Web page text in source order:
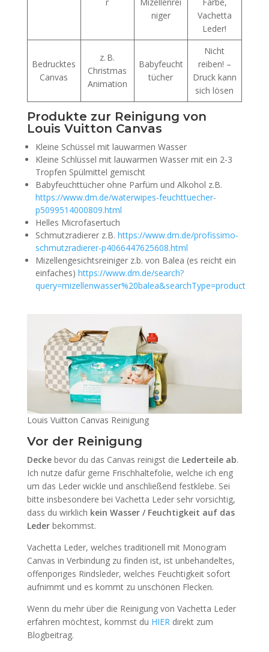
r
Mizellenrei
niger
Farbe,
Vachetta
Leder!
Bedrucktes
Canvas
z. B.
Christmas
Animation
Babyfeucht
tücher
Nicht
reiben! –
Druck kann
sich lösen
Produkte zur Reinigung von
Louis Vuitton Canvas
Kleine Schüssel mit lauwarmen Wasser
Kleine Schlüssel mit lauwarmen Wasser mit ein 2-3
Tropfen Spülmittel gemischt
Babyfeuchttücher ohne Parfüm und Alkohol z.B.
https://www.dm.de/waterwipes-feuchttuecher-
p5099514000809.html
Helles Microfasertuch
Schmutzradierer z.B. https://www.dm.de/profissimo-
schmutzradierer-p4066447625608.html
Mizellengesichtsreiniger z.b. von Balea (es reicht ein
einfaches) https://www.dm.de/search?
query=mizellenwasser%20balea&searchType=product
Louis Vuitton Canvas Reinigung
Vor der Reinigung
Deckebevor du das Canvas reinigst die Lederteile ab.
Ich nutze dafür gerne Frischhaltefolie, welche ich eng
um das Leder wickle und anschließend festklebe. Sei
bitte insbesondere bei Vachetta Leder sehr vorsichtig,
dass du wirklich kein Wasser / Feuchtigkeit auf das
Lederbekommst.
Vachetta Leder, welches traditionell mit Monogram
Canvas in Verbindung zu finden ist, ist unbehandeltes,
offenporiges Rindsleder, welches Feuchtigkeit sofort
aufnimmt und es kommt zu unschönen Flecken.
Wenn du mehr über die Reinigung von Vachetta Leder
erfahren möchtest, kommst du HIERdirekt zum
Blogbeitrag.